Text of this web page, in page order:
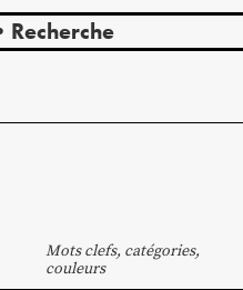
Recherche
Mots clefs, catégories,
couleurs